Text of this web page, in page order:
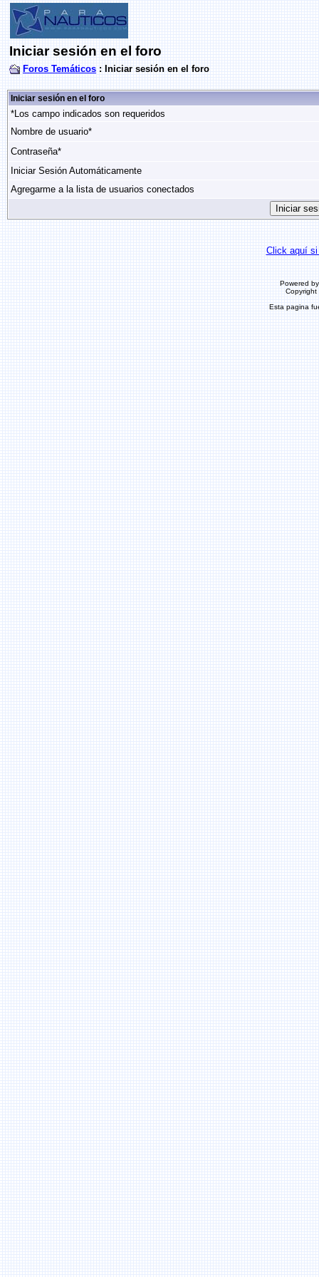
Iniciar sesión en el foro
Foros Temáticos : Iniciar sesión en el foro
Iniciar sesión en el foro
*Los campo indicados son requeridos
Nombre de usuario*
Contraseña*
Iniciar Sesión Automáticamente
Agregarme a la lista de usuarios conectados
Click aquí si
Powered
Esta pagina